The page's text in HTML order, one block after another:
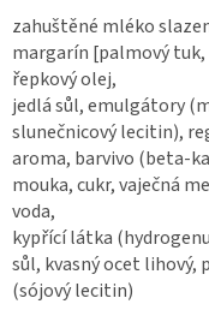
zahuštěné mléko
margarín [palmový
řepkový olej,
jedlá sůl, emulgátory
slunečnicový lecitin),
aroma, barvivo (beta-
mouka, cukr, vaječná
voda,
kypřící látka
sůl, kvasný ocet
(sójový lecitin)